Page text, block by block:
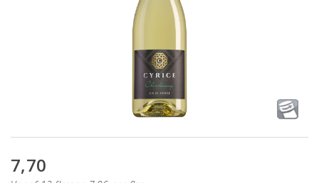
7,70